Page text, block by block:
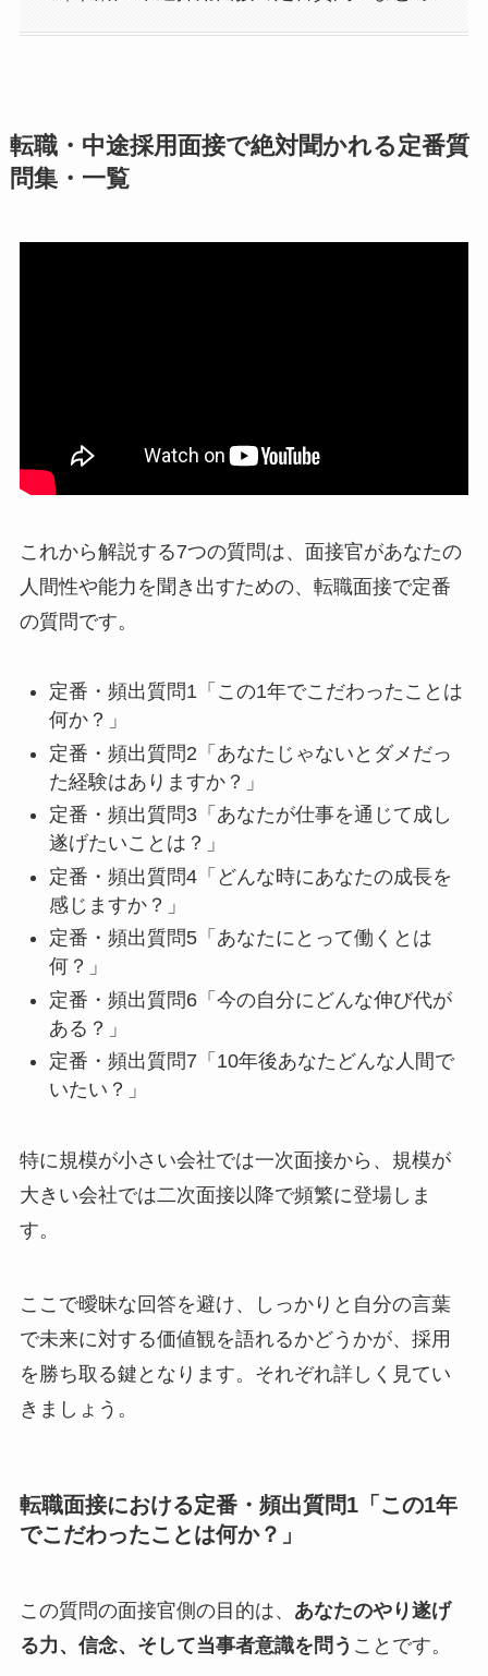
転職・中途採用面接で絶対聞かれる定番質
問集・一覧
これから解説する7つの質問は、面接官があなたの
人間性や能力を聞き出すための、転職面接で定番
の質問です。
定番・頻出質問1「この1年でこだわったことは
何か？」
定番・頻出質問2「あなたじゃないとダメだっ
た経験はありますか？」
定番・頻出質問3「あなたが仕事を通じて成し
遂げたいことは？」
定番・頻出質問4「どんな時にあなたの成長を
感じますか？」
定番・頻出質問5「あなたにとって働くとは
何？」
定番・頻出質問6「今の自分にどんな伸び代が
ある？」
定番・頻出質問7「10年後あなたどんな人間で
いたい？」
特に規模が小さい会社では一次面接から、規模が
大きい会社では二次面接以降で頻繁に登場しま
す。
ここで曖昧な回答を避け、しっかりと自分の言葉
で未来に対する価値観を語れるかどうかが、採用
を勝ち取る鍵となります。それぞれ詳しく見てい
きましょう。
転職面接における定番・頻出質問1「この1年
でこだわったことは何か？」
この質問の面接官側の目的は、 あなたのやり遂げ
る力、信念、そして当事者意識を問う ことです。